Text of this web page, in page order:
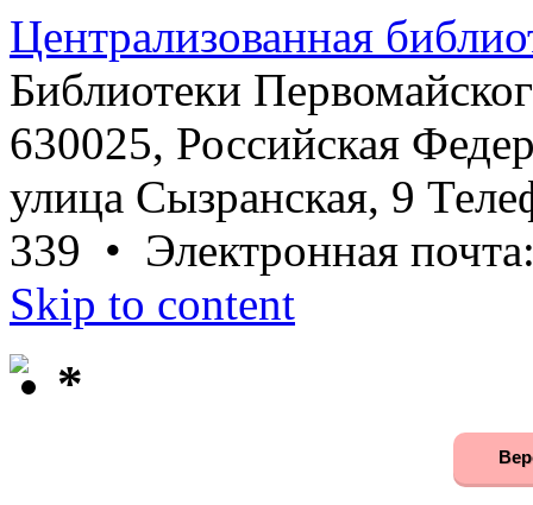
Централизованная
Библиотеки
630025, Российская
улица Сызранская, 9
339 • Электронная
Skip to content
*